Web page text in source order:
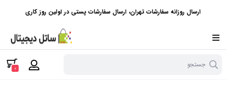
ارسال روزانه سفارشات تهران، ارسال سفارشات پستی در اولین روز کاری
جستجو 0